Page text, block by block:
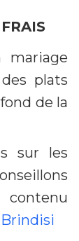
plats
de la
sur les